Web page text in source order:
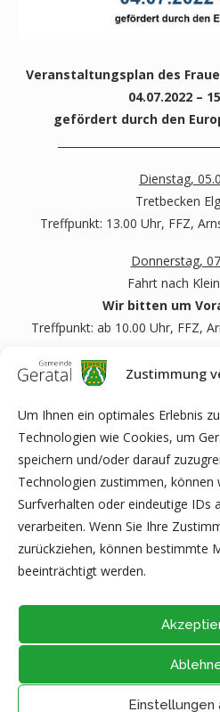
Zustimmung
Um Ihnen ein optimales Erlebnis
Technologien wie Cookies, um
speichern und/oder darauf
Technologien zustimmen, können
Surfverhalten oder eindeutige IDs
verarbeiten. Wenn Sie Ihre
zurückziehen, können bestimmte
beeinträchtigt werden.
Einstellungen
Veranstaltungsplan des
04.07.2022 –
gefördert durch den
Dienstag,
Tretbecken
Treffpunkt: 13.00 Uhr, FFZ,
Donnerstag,
Fahrt nach
Wir bitten um
Treffpunkt: ab 10.00 Uhr, FFZ,
Treffpunkt: 13:.00 Uhr, FFZ,
Donnerstag.
Fahrt in die
Treffpunkt: ab 09.45 Uhr, FFZ,
frauengruppe-
Telefon: 0 36 77
@2026 - Alle Rechte
DATENSCHUTZ|